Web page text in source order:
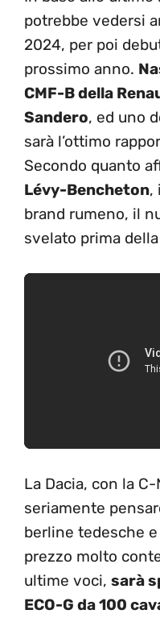
potrebbe vedersi
2024, per poi
prossimo anno.
CMF-B della
Sandero, ed uno
sarà l’ottimo
Secondo quanto
Lévy-Bencheton,
brand rumeno, il
svelato prima
La Dacia, con la
seriamente
berline tedesche
prezzo molto
ultime voci, sarà
ECO-G da 100